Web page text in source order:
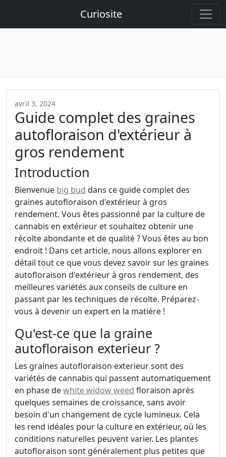
Curiosite
avril 3, 2024
Guide complet des graines
autofloraison d'extérieur à
gros rendement
Introduction
Bienvenue big bud dans ce guide complet des
graines autofloraison d'extérieur à gros
rendement. Vous êtes passionné par la culture de
cannabis en extérieur et souhaitez obtenir une
récolte abondante et de qualité ? Vous êtes au bon
endroit ! Dans cet article, nous allons explorer en
détail tout ce que vous devez savoir sur les graines
autofloraison d'extérieur à gros rendement, des
meilleures variétés aux conseils de culture en
passant par les techniques de récolte. Préparez-
vous à devenir un expert en la matière !
Qu'est-ce que la graine
autofloraison exterieur ?
Les graines autofloraison exterieur sont des
variétés de cannabis qui passent automatiquement
en phase dewhite widow weed floraison après
quelques semaines de croissance, sans avoir
besoin d'un changement de cycle lumineux. Cela
les rend idéales pour la culture en extérieur, où les
conditions naturelles peuvent varier. Les plantes
autofloraison sont généralement plus petites que